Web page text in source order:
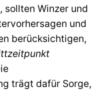
sollten Winzer und
und
berücksichtigen,
trägt dafür Sorge,